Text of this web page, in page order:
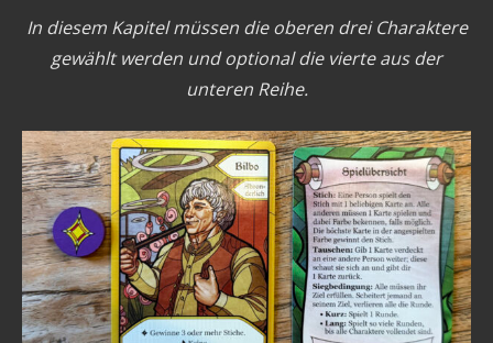
In diesem Kapitel müssen die oberen drei Charaktere
gewählt werden und optional die vierte aus der
unteren Reihe.